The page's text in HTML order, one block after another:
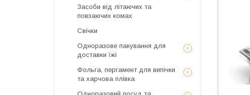
Засоби від літаючих та
повзаючих комах
Свічки
Одноразове пакування для
доставки їжі
Фольга, пергамент для випічки
та харчова плівка